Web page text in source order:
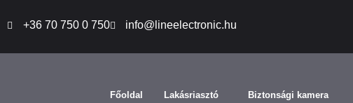
+36 70 750 0 750 info@lineelectronic.hu
Főoldal Lakásriasztó Biztonsági kamera